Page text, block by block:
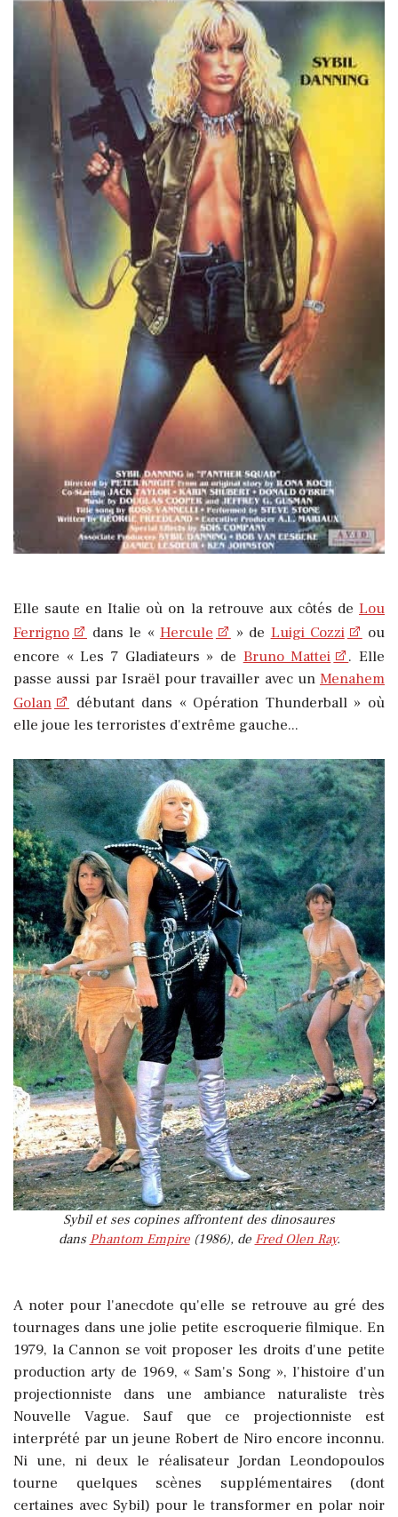
Elle saute en Italie où on la retrouve aux côtés de Lou
Ferrigno
dans le « Hercule » de Luigi Cozzi
ou
encore « Les 7 Gladiateurs » de Bruno Mattei
. Elle
passe aussi par Israël pour travailler avec un Menahem
Golan
débutant dans « Opération Thunderball » où
elle joue les terroristes d'extrême gauche...
Sybil et ses copines affrontent des dinosaures
dans Phantom Empire(1986), de Fred Olen Ray.
A noter pour l'anecdote qu'elle se retrouve au gré des
tournages dans une jolie petite escroquerie filmique. En
1979, la Cannon se voit proposer les droits d'une petite
production arty de 1969, « Sam's Song », l'histoire d'un
projectionniste dans une ambiance naturaliste très
Nouvelle Vague. Sauf que ce projectionniste est
interprété par un jeune Robert de Niro encore inconnu.
Ni une, ni deux le réalisateur Jordan Leondopoulos
tourne quelques scènes supplémentaires (dont
certaines avec Sybil) pour le transformer en polar noir